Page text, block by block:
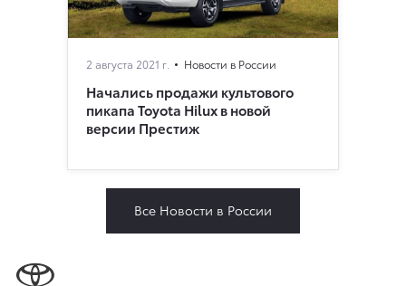
2 августа 2021 г. Новости в России
Начались продажи культового
пикапа Toyota Hilux в новой
версии Престиж
Все Новости в России